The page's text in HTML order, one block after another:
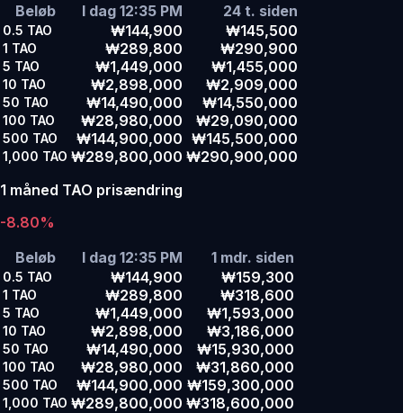
Beløb
I dag 12:35 PM 24 t. siden
0.5 TAO ₩144,900 ₩145,500
1 TAO ₩289,800 ₩290,900
5 TAO ₩1,449,000 ₩1,455,000
10 TAO ₩2,898,000 ₩2,909,000
50 TAO ₩14,490,000 ₩14,550,000
100 TAO ₩28,980,000 ₩29,090,000
500 TAO ₩144,900,000 ₩145,500,000
1,000 TAO ₩289,800,000 ₩290,900,000
1 måned TAO prisændring
-8.80%
Beløb
I dag 12:35 PM 1 mdr. siden
0.5 TAO ₩144,900 ₩159,300
1 TAO ₩289,800 ₩318,600
5 TAO ₩1,449,000 ₩1,593,000
10 TAO ₩2,898,000 ₩3,186,000
50 TAO ₩14,490,000 ₩15,930,000
100 TAO ₩28,980,000 ₩31,860,000
500 TAO ₩144,900,000 ₩159,300,000
1,000 TAO ₩289,800,000 ₩318,600,000